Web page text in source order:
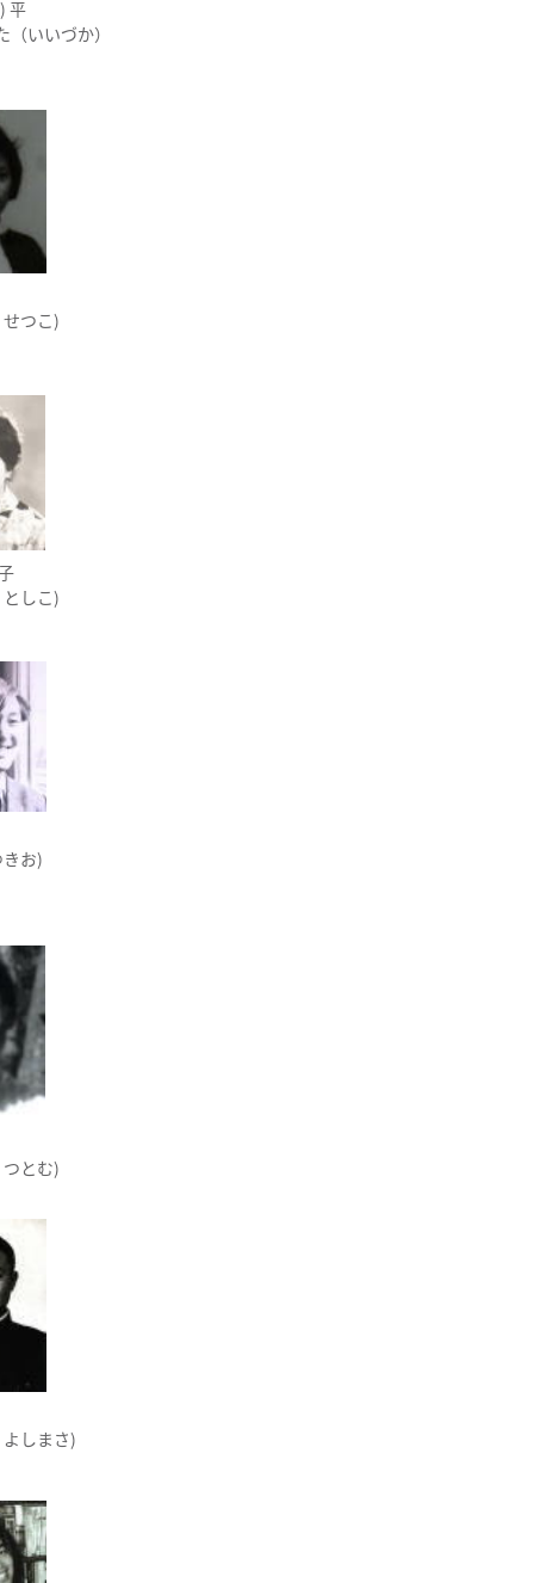
平
いいづか）
つこ)
しこ)
お)
とむ)
しまさ)